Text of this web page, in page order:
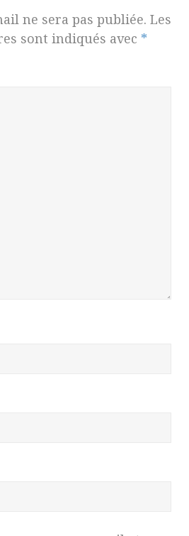
ne sera pas publiée. Les
sont indiqués avec *